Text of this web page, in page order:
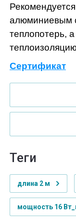
алюминиевым
теплопотерь,
Сертификат
теги
длина 2 м
мощность 16